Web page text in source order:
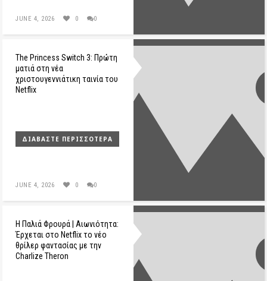
JUNE 4, 2026 0 0
The Princess Switch 3: Πρώτη
ματιά στη νέα
χριστουγεννιάτικη ταινία του
Netflix
ΔΙΑΒΆΣΤΕ ΠΕΡΙΣΣΌΤΕΡΑ
JUNE 4, 2026 0 0
Η Παλιά Φρουρά | Αιωνιότητα:
Έρχεται στο Netflix το νέο
θρίλερ φαντασίας με την
Charlize Theron